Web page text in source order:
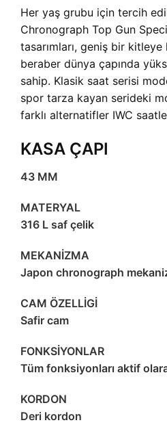
Her yaş grubu için tercih
Chronograph Top Gun
tasarımları, geniş bir
beraber dünya çapında
sahip. Klasik saat serisi
spor tarza kayan serideki
farklı alternatifler IWC
KASA ÇAPI
43 MM
MATERYAL
316 L saf çelik
MEKANİZMA
Japon chronograph
CAM ÖZELLİGİ
Safir cam
FONKSİYONLAR
Tüm fonksiyonları aktif
KORDON
Deri kordon